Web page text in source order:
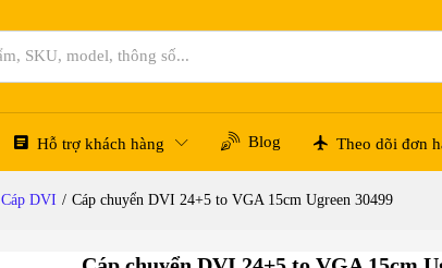
Hỗ trợ khách hàng Blog Theo dõi đơn
Cáp DVI / Cáp chuyển DVI 24+5 to VGA 15cm Ugreen 30499